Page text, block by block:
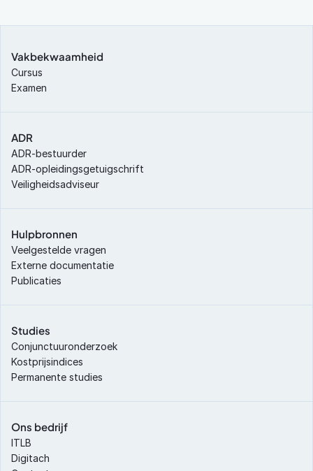
Vakbekwaamheid
Cursus
Examen
ADR
ADR-bestuurder
ADR-opleidingsgetuigschrift
Veiligheidsadviseur
Hulpbronnen
Veelgestelde vragen
Externe documentatie
Publicaties
Studies
Conjunctuuronderzoek
Kostprijsindices
Permanente studies
Ons bedrijf
ITLB
Digitach